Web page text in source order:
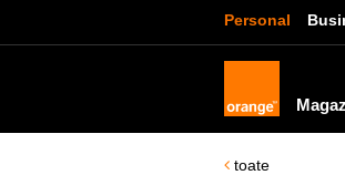
Personal
toate